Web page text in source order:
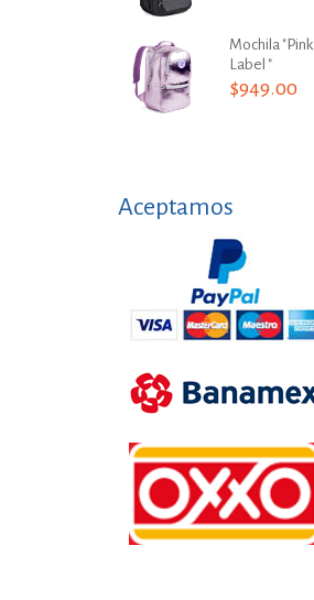
Mochila "Pink
Label "
$949.00
Aceptamos